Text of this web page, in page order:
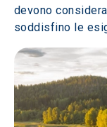
devono
soddisfino le